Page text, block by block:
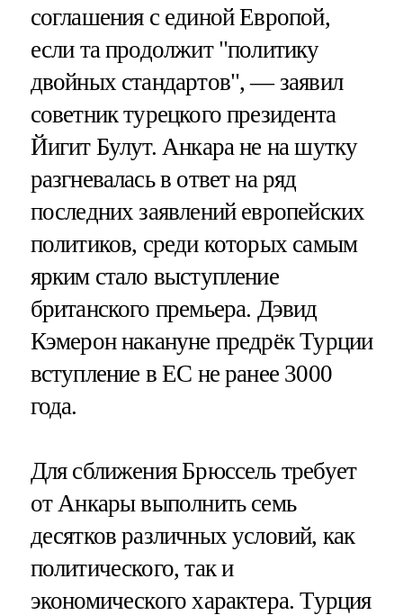
соглашения с единой Европой,
если та продолжит "политику
двойных стандартов", — заявил
советник турецкого президента
Йигит Булут. Анкара не на шутку
разгневалась в ответ на ряд
последних заявлений европейских
политиков, среди которых самым
ярким стало выступление
британского премьера. Дэвид
Кэмерон накануне предрёк Турции
вступление в ЕС не ранее 3000
года.
Для сближения Брюссель требует
от Анкары выполнить семь
десятков различных условий, как
политического, так и
экономического характера. Турция